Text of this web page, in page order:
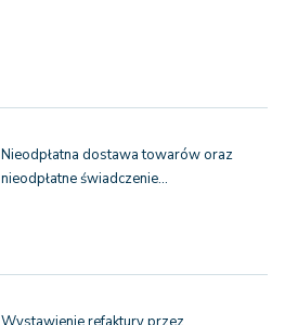
Nieodpłatna dostawa towarów oraz
nieodpłatne świadczenie…